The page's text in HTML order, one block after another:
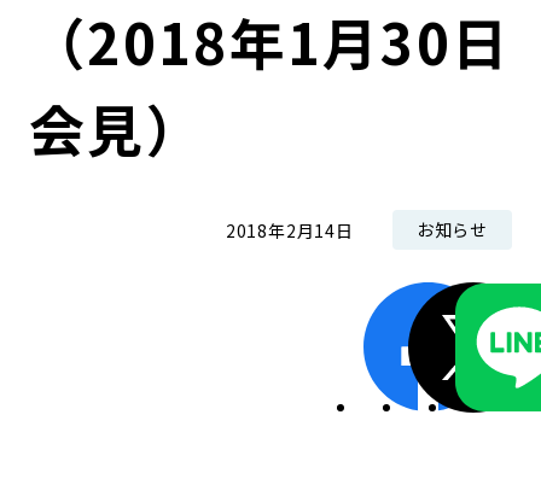
ローカル共創イニシアティブ
IRニュース
IRカレンダー
環境（2018年1月30日
会見）
2018年2月14日 お知らせ